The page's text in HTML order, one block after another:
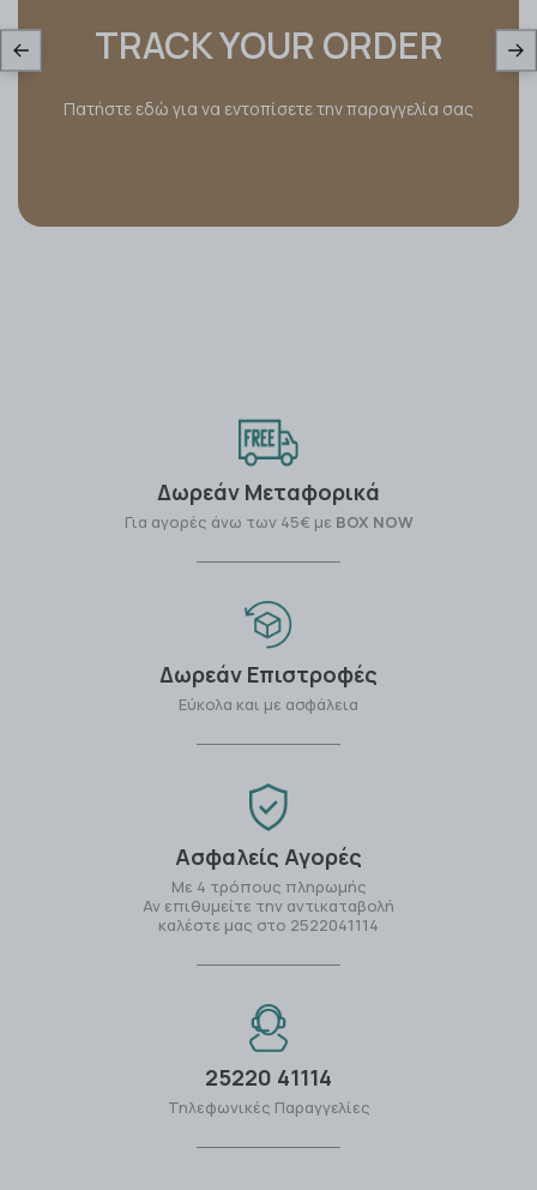
TRACK YOUR ORDER
Πατήστε εδώ για να εντοπίσετε την παραγγελία σας
Δωρεάν Μεταφορικά
Για αγορές άνω των 45€ με BOX NOW
Δωρεάν Επιστροφές
Εύκολα και με ασφάλεια
Ασφαλείς Αγορές
Με 4 τρόπους πληρωμής
Αν επιθυμείτε την αντικαταβολή
καλέστε μας στο 2522041114
25220 41114
Τηλεφωνικές Παραγγελίες